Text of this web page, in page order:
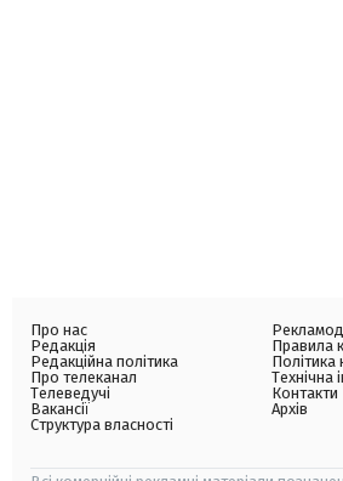
Про нас
Редакція
Редакційна політика
Про телеканал
Телеведучі
Вакансії
Структура власності
Правила
Політика
Технічна
Контакти
Архів